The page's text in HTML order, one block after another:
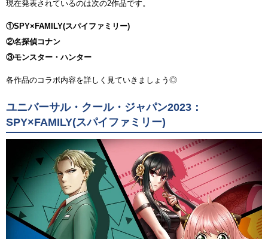
現在発表されているのは次の2作品です。
①SPY×FAMILY(スパイファミリー)
②名探偵コナン
③モンスター・ハンター
各作品のコラボ内容を詳しく見ていきましょう◎
ユニバーサル・クール・ジャパン2023：
SPY×FAMILY(スパイファミリー)